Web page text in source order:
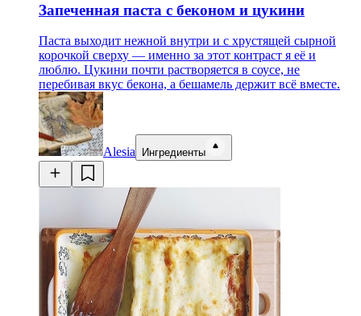
Запеченная паста с беконом и цукини
Паста выходит нежной внутри и с хрустящей сырной
корочкой сверху — именно за этот контраст я её и
люблю. Цукини почти растворяется в соусе, не
перебивая вкус бекона, а бешамель держит всё вместе.
Alesia Ингредиенты